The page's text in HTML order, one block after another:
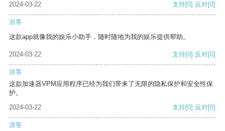
2024-03-22
支持[0] 反对[0]
游客
这款app就像我的娱乐小助手，随时随地为我的娱乐提供帮助。
2024-03-22 支持[0] 反对[0]
游客
这款加速器VPM应用程序已经为我们带来了无限的隐私保护和安全性保
护。
2024-03-22
支持[0] 反对[0]
游客